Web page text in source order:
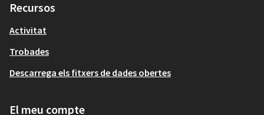
Recursos
Activitat
Trobades
Descarrega els fitxers de dades obertes
El meu compte